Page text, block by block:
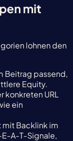
mit
lohnen den
Beitrag passend,
Equity.
konkreten URL
ein
mit Backlink im
A-T-Signale,